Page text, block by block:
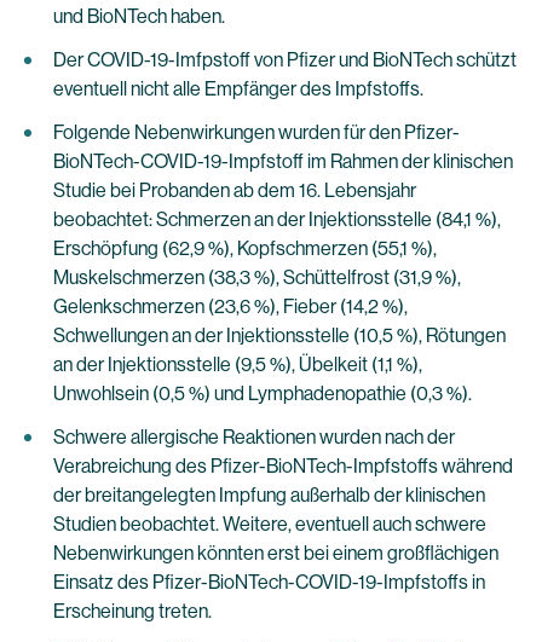
und BioNTech haben.
Der COVID-19-Imfpstoff von Pfizer und BioNTech schützt
eventuell nicht alle Empfänger des Impfstoffs.
Folgende Nebenwirkungen wurden für den Pfizer-
BioNTech-COVID-19-Impfstoff im Rahmen der klinischen
Studie bei Probanden ab dem 16. Lebensjahr
beobachtet: Schmerzen an der Injektionsstelle (84,1 %),
Erschöpfung (62,9 %), Kopfschmerzen (55,1 %),
Muskelschmerzen (38,3 %), Schüttelfrost (31,9 %),
Gelenkschmerzen (23,6 %), Fieber (14,2 %),
Schwellungen an der Injektionsstelle (10,5 %), Rötungen
an der Injektionsstelle (9,5 %), Übelkeit (1,1 %),
Unwohlsein (0,5 %) und Lymphadenopathie (0,3 %).
Schwere allergische Reaktionen wurden nach der
Verabreichung des Pfizer-BioNTech-Impfstoffs während
der breitangelegten Impfung außerhalb der klinischen
Studien beobachtet. Weitere, eventuell auch schwere
Nebenwirkungen könnten erst bei einem großflächigen
Einsatz des Pfizer-BioNTech-COVID-19-Impfstoffs in
Erscheinung treten.